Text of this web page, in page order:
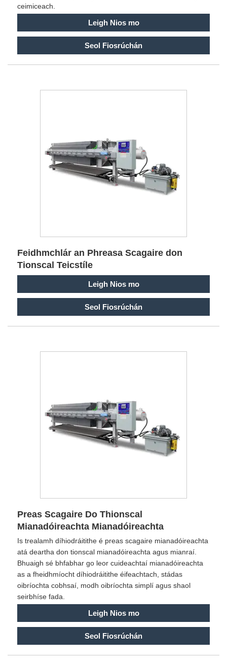
ceimiceach.
Leigh Nios mo
Seol Fiosrúchán
Feidhmchlár an Phreasa Scagaire don
Tionscal Teicstíle
Leigh Nios mo
Seol Fiosrúchán
Preas Scagaire Do Thionscal
Mianadóireachta Mianadóireachta
Is trealamh díhiodráitithe é preas scagaire mianadóireachta
atá deartha don tionscal mianadóireachta agus mianraí.
Bhuaigh sé bhfabhar go leor cuideachtaí mianadóireachta
as a fheidhmíocht díhiodráitithe éifeachtach, stádas
oibríochta cobhsaí, modh oibríochta simplí agus shaol
seirbhíse fada.
Leigh Nios mo
Seol Fiosrúchán